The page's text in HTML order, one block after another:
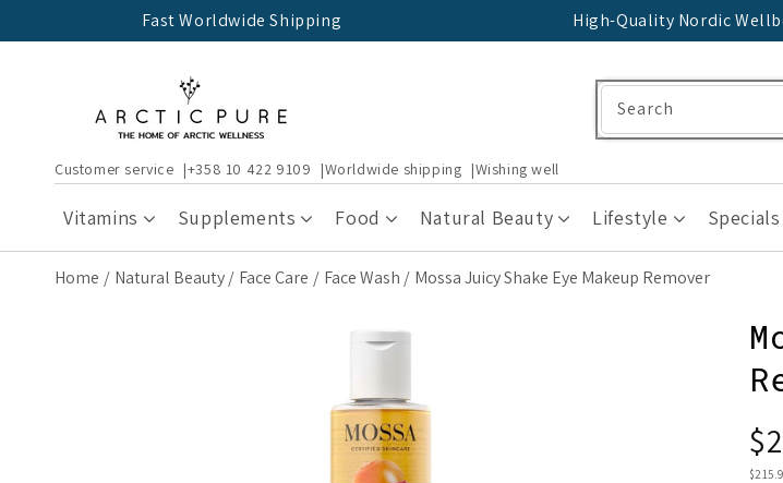
Fast Worldwide Shipping High-Quality Nordic
Customer service +358 10 422 9109 Worldwide shipping Wishing well
Vitamins Supplements Food Natural Beauty Lifestyle Specials
Search
Home Natural Beauty Face Care Face Wash Mossa Juicy Shake Eye Makeup Remover
UNIT